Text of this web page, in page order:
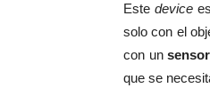
Estedevice
solo con el
con unsensor
que se